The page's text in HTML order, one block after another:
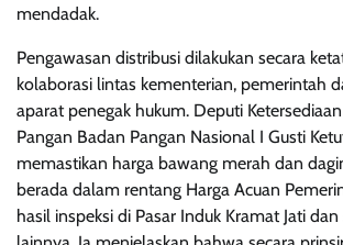
mendadak.
Pengawasan distribusi dilakukan secara
kolaborasi lintas kementerian, pemerintah
aparat penegak hukum. Deputi
Pangan Badan Pangan Nasional I Gusti
memastikan harga bawang merah dan
berada dalam rentang Harga Acuan
hasil inspeksi di Pasar Induk Kramat Jati